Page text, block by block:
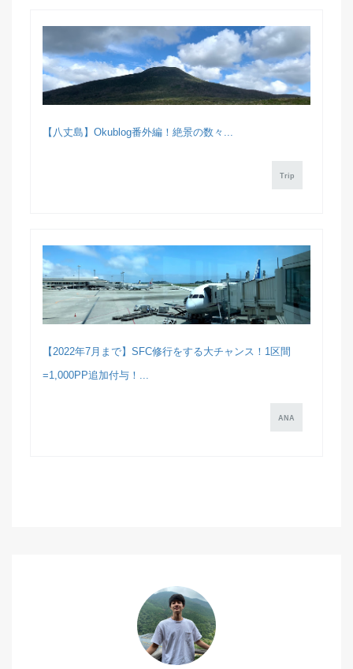
【八丈島】Okublog番外編！絶景の数々...
Trip
【2022年7月まで】SFC修行をする大チャンス！1区間
=1,000PP追加付与！...
ANA